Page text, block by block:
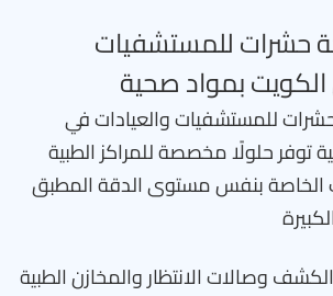
حشرات للمستشفيات
بمواد صحية
للمستشفيات والعيادات في
توفر حلولًا مخصصة للمراكز الطبية
الخاصة بنفس مستوى الدقة المطبق
وصالات الانتظار والمخازن الطبية